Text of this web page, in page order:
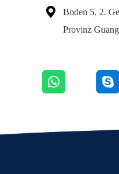

Boden 5, 2.
Provinz